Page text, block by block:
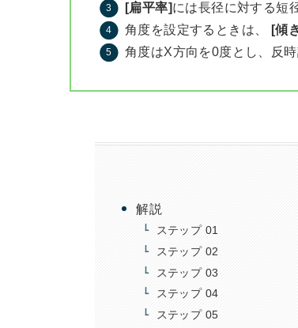
[扁平率]には長径に対する短
角度を設定するときは、
[傾
角度はX方向を0度とし、反
解説
ステップ 01
ステップ 02
ステップ 03
ステップ 04
ステップ 05